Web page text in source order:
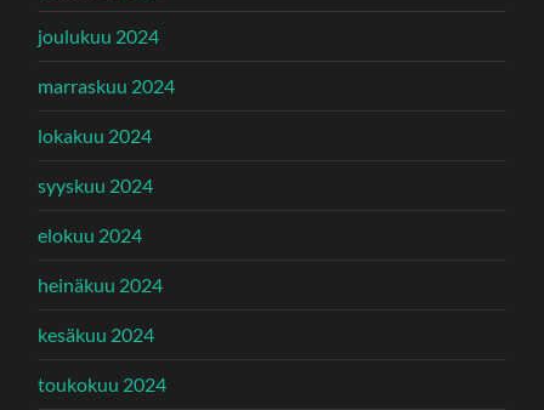
joulukuu 2024
marraskuu 2024
lokakuu 2024
syyskuu 2024
elokuu 2024
heinäkuu 2024
kesäkuu 2024
toukokuu 2024